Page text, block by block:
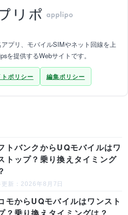
プリ、モバイルSIMやネット回線を上
を提供するWebサイトです。
ポリシー 編集ポリシー
トバンクからUQモバイルはワ
トップ？乗り換えタイミング
更新：2026年8月7日
モからUQモバイルはワンスト